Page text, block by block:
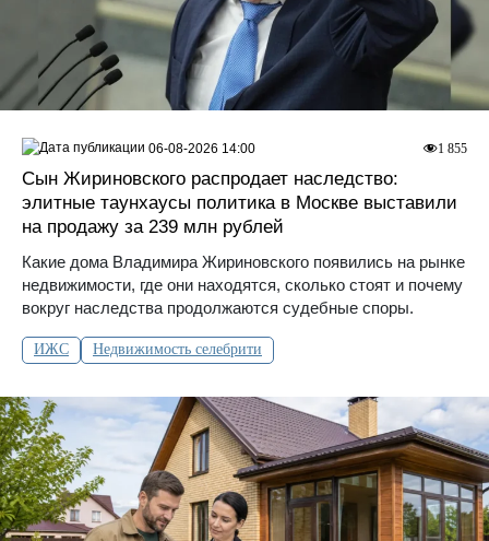
Сын Жириновского распродает наследство:
элитные таунхаусы политика в Москве выставили
на продажу за 239 млн рублей
Какие дома Владимира Жириновского появились на рынке
недвижимости, где они находятся, сколько стоят и почему
вокруг наследства продолжаются судебные споры.
ИЖС Недвижимость селебрити
1 855
06-08-2026 14:00